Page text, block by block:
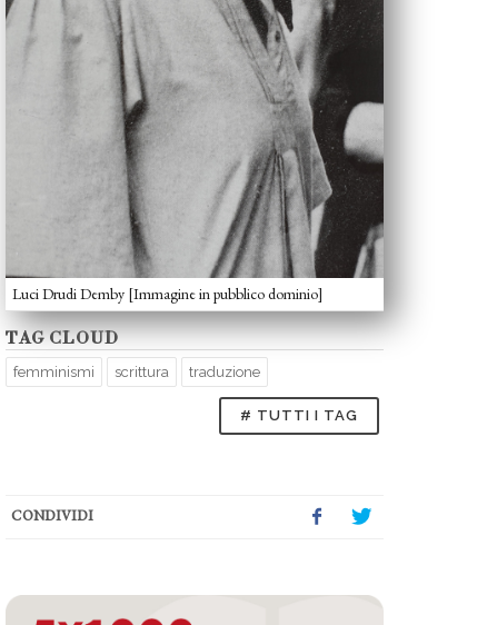
Luci Drudi Demby [Immagine in pubblico dominio]
TAG CLOUD
femminismi scrittura traduzione
# TUTTI I TAG
CONDIVIDI